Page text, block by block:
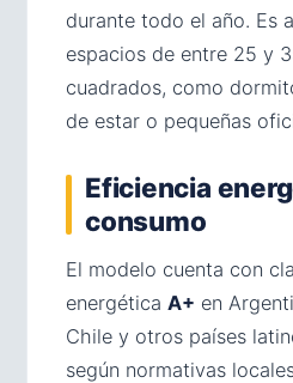
durante todo el año. Es
espacios de entre 25 y
cuadrados, como
de estar o pequeñas
Eficiencia
consumo
El modelo cuenta con
energética A+ en
Chile y otros países
según normativas